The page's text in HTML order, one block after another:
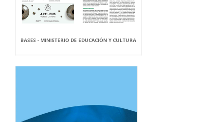
BASES - MINISTERIO DE EDUCACIÓN Y CULTURA